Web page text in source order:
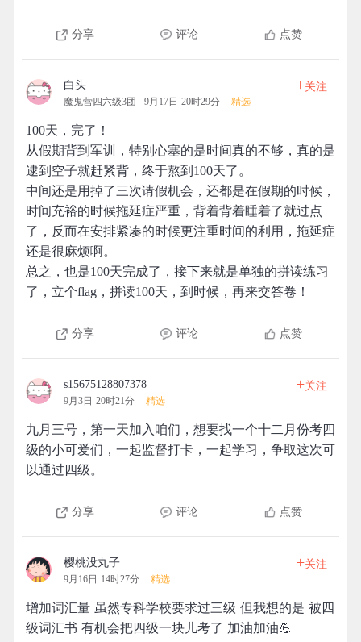
分享 评论 点赞
白头
魔鬼营四六级3团 9月17日 20时29分 精选
+关注
100天，完了！
从假期背到军训，特别心塞的是时间真的不够，真的是
逮到空子就赶紧背，终于熬到100天了。
中间还是用掉了三次请假机会，还都是在假期的时候，
时间充裕的时候拖延症严重，背着背着睡着了就过点
了，反而在安排紧凑的时候更注重时间的利用，拖延症
还是很麻烦啊。
总之，也是100天完成了，接下来就是单独的拼读练习
了，立个flag，拼读100天，到时候，再来交答卷！
分享 评论 点赞
s15675128807378
9月3日 20时21分 精选
+关注
九月三号，第一天加入咱们，想要找一个十二月份考四
级的小可爱们，一起监督打卡，一起学习，争取这次可
以通过四级。
分享 评论 点赞
樱桃没丸子
9月16日 14时27分 精选
+关注
增加词汇量 虽然专科学校要求过三级 但我想的是 被四
级词汇书 有机会把四级一块儿考了 加油加油💪